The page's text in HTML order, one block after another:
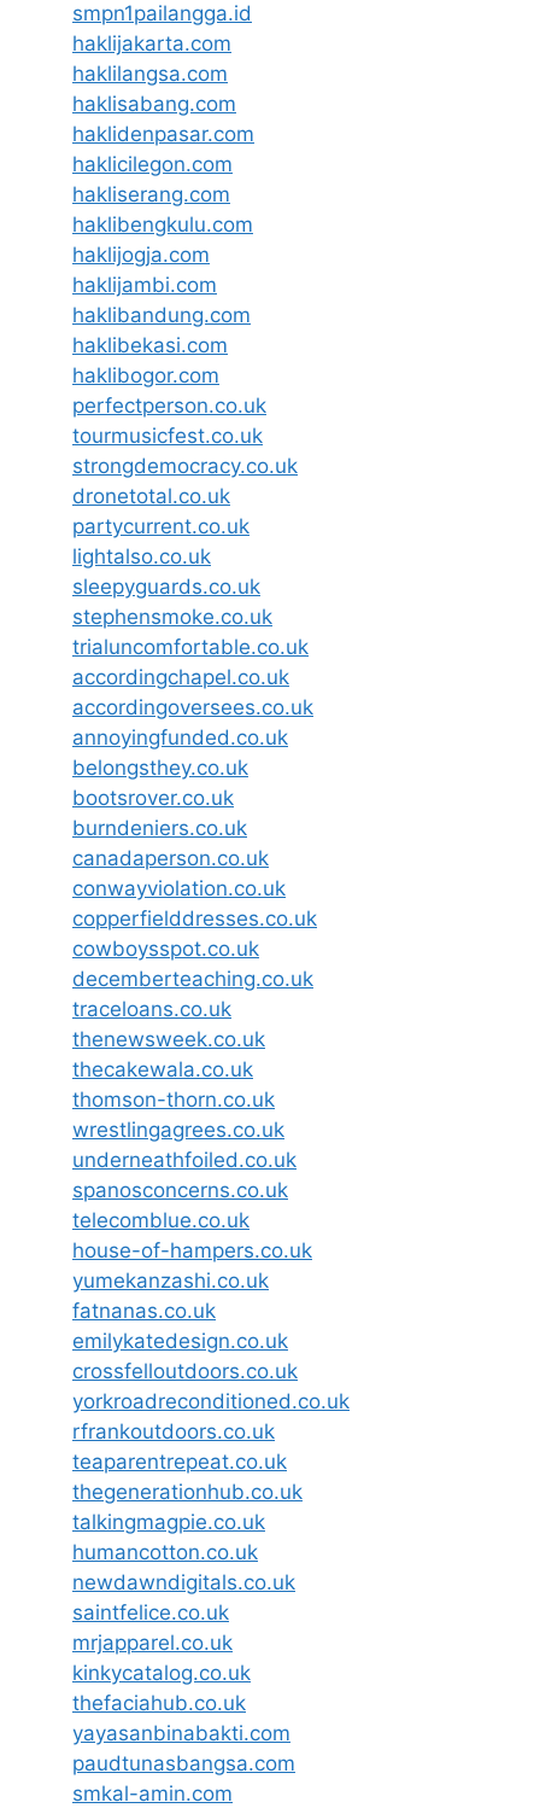
smpn1pailangga.id
haklijakarta.com
haklilangsa.com
haklisabang.com
haklidenpasar.com
haklicilegon.com
hakliserang.com
haklibengkulu.com
haklijogja.com
haklijambi.com
haklibandung.com
haklibekasi.com
haklibogor.com
perfectperson.co.uk
tourmusicfest.co.uk
strongdemocracy.co.uk
dronetotal.co.uk
partycurrent.co.uk
lightalso.co.uk
sleepyguards.co.uk
stephensmoke.co.uk
trialuncomfortable.co.uk
accordingchapel.co.uk
accordingoversees.co.uk
annoyingfunded.co.uk
belongsthey.co.uk
bootsrover.co.uk
burndeniers.co.uk
canadaperson.co.uk
conwayviolation.co.uk
copperfielddresses.co.uk
cowboysspot.co.uk
decemberteaching.co.uk
traceloans.co.uk
thenewsweek.co.uk
thecakewala.co.uk
thomson-thorn.co.uk
wrestlingagrees.co.uk
underneathfoiled.co.uk
spanosconcerns.co.uk
telecomblue.co.uk
house-of-hampers.co.uk
yumekanzashi.co.uk
fatnanas.co.uk
emilykatedesign.co.uk
crossfelloutdoors.co.uk
yorkroadreconditioned.co.uk
rfrankoutdoors.co.uk
teaparentrepeat.co.uk
thegenerationhub.co.uk
talkingmagpie.co.uk
humancotton.co.uk
newdawndigitals.co.uk
saintfelice.co.uk
mrjapparel.co.uk
kinkycatalog.co.uk
thefaciahub.co.uk
yayasanbinabakti.com
paudtunasbangsa.com
smkal-amin.com